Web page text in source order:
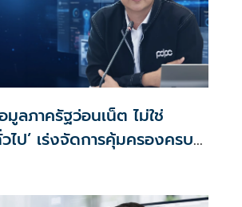
ลภาครัฐว่อนเน็ต ไม่ใช่
ไป’ เร่งจัดการคุ้มครองครบ